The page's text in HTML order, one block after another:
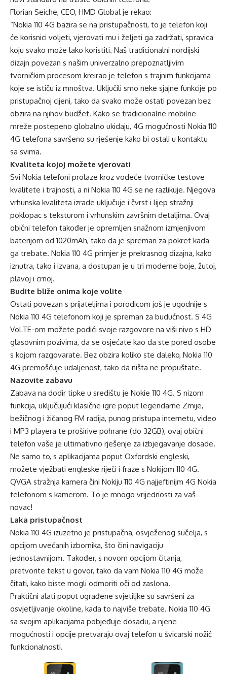
Florian Seiche, CEO, HMD Global je rekao:
“Nokia 110 4G bazira se na pristupačnosti, to je telefon koji
će korisnici voljeti, vjerovati mu i željeti ga zadržati, spravica
koju svako može lako koristiti. Naš tradicionalni nordijski
dizajn povezan s našim univerzalno prepoznatljivim
tvorničkim procesom kreirao je telefon s trajnim funkcijama
koje se ističu iz mnoštva. Uključili smo neke sjajne funkcije po
pristupačnoj cijeni, tako da svako može ostati povezan bez
obzira na njihov budžet. Kako se tradicionalne mobilne
mreže postepeno globalno ukidaju, 4G mogućnosti Nokia 110
4G telefona savršeno su rješenje kako bi ostali u kontaktu
sa svima.
Kvaliteta kojoj možete vjerovati
Svi Nokia telefoni prolaze kroz vodeće tvorničke testove
kvalitete i trajnosti, a ni Nokia 110 4G se ne razlikuje. Njegova
vrhunska kvaliteta izrade uključuje i čvrst i lijep stražnji
poklopac s teksturom i vrhunskim završnim detaljima. Ovaj
obični telefon također je opremljen snažnom izmjenjivom
baterijom od 1020mAh, tako da je spreman za pokret kada
ga trebate. Nokia 110 4G primjer je prekrasnog dizajna, kako
iznutra, tako i izvana, a dostupan je u tri moderne boje, žutoj,
plavoj i crnoj.
Budite bliže onima koje volite
Ostati povezan s prijateljima i porodicom još je ugodnije s
Nokia 110 4G telefonom koji je spreman za budućnost. S 4G
VoLTE-om možete podići svoje razgovore na viši nivo s HD
glasovnim pozivima, da se osjećate kao da ste pored osobe
s kojom razgovarate. Bez obzira koliko ste daleko, Nokia 110
4G premošćuje udaljenost, tako da ništa ne propuštate.
Nazovite zabavu
Zabava na dodir tipke u središtu je Nokie 110 4G. S nizom
funkcija, uključujući klasične igre poput legendarne Zmije,
bežičnog i žičanog FM radija, punog pristupa internetu, video
i MP3 playera te proširive pohrane (do 32GB), ovaj obični
telefon vaše je ultimativno rješenje za izbjegavanje dosade.
Ne samo to, s aplikacijama poput Oxfordski engleski,
možete vježbati engleske riječi i fraze s Nokijom 110 4G.
QVGA stražnja kamera čini Nokiju 110 4G najjeftinijm 4G Nokia
telefonom s kamerom. To je mnogo vrijednosti za vaš
novac!
Laka pristupačnost
Nokia 110 4G izuzetno je pristupačna, osvježenog sučelja, s
opcijom uvećanih izbornika, što čini navigaciju
jednostavnijom. Također, s novom opcijom čitanja,
pretvorite tekst u govor, tako da vam Nokia 110 4G može
čitati, kako biste mogli odmoriti oči od zaslona.
Praktični alati poput ugrađene svjetiljke su savršeni za
osvjetljivanje okoline, kada to najviše trebate. Nokia 110 4G
sa svojim aplikacijama pobjeđuje dosadu, a njene
mogućnosti i opcije pretvaraju ovaj telefon u švicarski nožić
funkcionalnosti.